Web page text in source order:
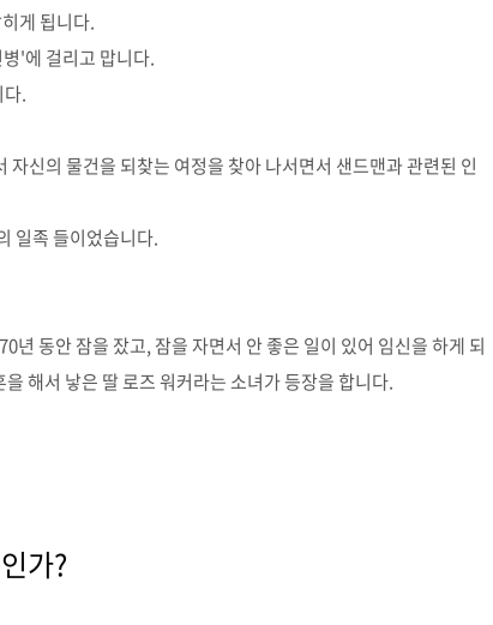
게 됩니다.
'에 걸리고 맙니다.
.
신의 물건을 되찾는 여정을 찾아 나서면서 샌드맨과 관련된 인
일족 들이었습니다.
년 동안 잠을 잤고, 잠을 자면서 안 좋은 일이 있어 임신을 하게 되
해서 낳은 딸 로즈 워커라는 소녀가 등장을 합니다.
가?